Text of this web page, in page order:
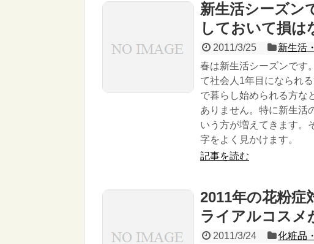
新生活シーズン
しておいて損は
2011/3/25
新生活
春は新生活シーズンです
て社会人1年目になられ
で暮らし始められる方な
ありません。特に新生活
いう方が増えてきます。
字をよく見かけます。
記事を読む
2011年の花粉症
ライアルコスメ
2011/3/24 化粧品